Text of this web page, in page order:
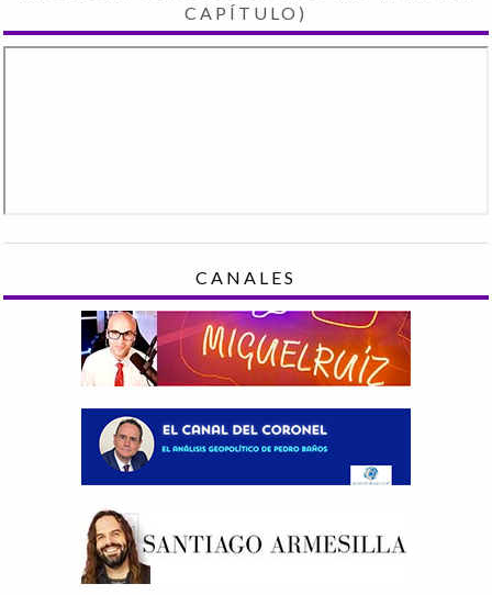
CAPÍTULO)
CANALES